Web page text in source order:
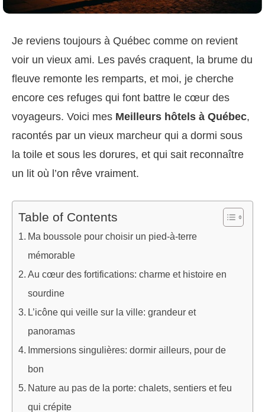
Je reviens toujours à Québec comme on revient
voir un vieux ami. Les pavés craquent, la brume du
fleuve remonte les remparts, et moi, je cherche
encore ces refuges qui font battre le cœur des
voyageurs. Voici mes Meilleurs hôtels à Québec,
racontés par un vieux marcheur qui a dormi sous
la toile et sous les dorures, et qui sait reconnaître
un lit où l’on rêve vraiment.
Table of Contents
Ma boussole pour choisir un pied-à-terre
mémorable
Au cœur des fortifications: charme et histoire en
sourdine
L’icône qui veille sur la ville: grandeur et
panoramas
Immersions singulières: dormir ailleurs, pour de
bon
Nature au pas de la porte: chalets, sentiers et feu
qui crépite